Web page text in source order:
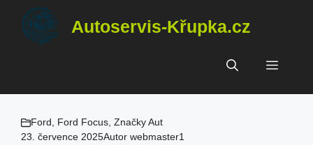
Přeskočit
obsah
Autoservis-Křupka.cz
Menu
Ford Ford Focus Značky Aut
23. července 2025Autor webmaster1